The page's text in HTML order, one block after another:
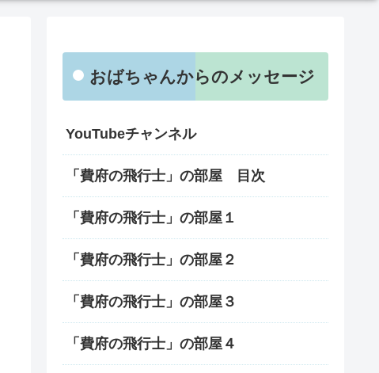
おばちゃんからのメッセージ
YouTubeチャンネル
「費府の飛行士」の部屋 目次
「費府の飛行士」の部屋１
「費府の飛行士」の部屋２
「費府の飛行士」の部屋３
「費府の飛行士」の部屋４